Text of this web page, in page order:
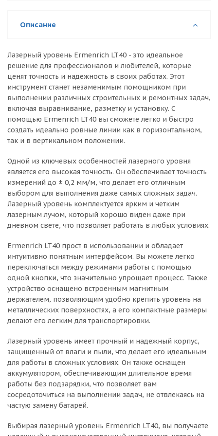
Описание
Лазерный уровень Ermenrich LT40 - это идеальное
решение для профессионалов и любителей, которые
ценят точность и надежность в своих работах. Этот
инструмент станет незаменимым помощником при
выполнении различных строительных и ремонтных задач,
включая выравнивание, разметку и установку. С
помощью Ermenrich LT40 вы сможете легко и быстро
создать идеально ровные линии как в горизонтальном,
так и в вертикальном положении.
Одной из ключевых особенностей лазерного уровня
является его высокая точность. Он обеспечивает точность
измерений до ± 0,2 мм/м, что делает его отличным
выбором для выполнения даже самых сложных задач.
Лазерный уровень комплектуется ярким и четким
лазерным лучом, который хорошо виден даже при
дневном свете, что позволяет работать в любых условиях.
Ermenrich LT40 прост в использовании и обладает
интуитивно понятным интерфейсом. Вы можете легко
переключаться между режимами работы с помощью
одной кнопки, что значительно упрощает процесс. Также
устройство оснащено встроенным магнитным
держателем, позволяющим удобно крепить уровень на
металлических поверхностях, а его компактные размеры
делают его легким для транспортировки.
Лазерный уровень имеет прочный и надежный корпус,
защищенный от влаги и пыли, что делает его идеальным
для работы в сложных условиях. Он также оснащен
аккумулятором, обеспечивающим длительное время
работы без подзарядки, что позволяет вам
сосредоточиться на выполнении задач, не отвлекаясь на
частую замену батарей.
Выбирая лазерный уровень Ermenrich LT40, вы получаете